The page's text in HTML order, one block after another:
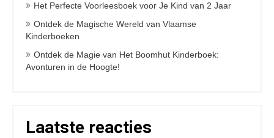
Het Perfecte Voorleesboek voor Je Kind van 2 Jaar
Ontdek de Magische Wereld van Vlaamse
Kinderboeken
Ontdek de Magie van Het Boomhut Kinderboek:
Avonturen in de Hoogte!
Laatste reacties